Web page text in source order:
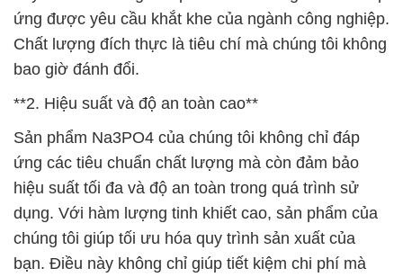
ứng được yêu cầu khắt khe của ngành công nghiệp.
Chất lượng đích thực là tiêu chí mà chúng tôi không
bao giờ đánh đổi.
**2. Hiệu suất và độ an toàn cao**
Sản phẩm Na3PO4 của chúng tôi không chỉ đáp
ứng các tiêu chuẩn chất lượng mà còn đảm bảo
hiệu suất tối đa và độ an toàn trong quá trình sử
dụng. Với hàm lượng tinh khiết cao, sản phẩm của
chúng tôi giúp tối ưu hóa quy trình sản xuất của
bạn. Điều này không chỉ giúp tiết kiệm chi phí mà